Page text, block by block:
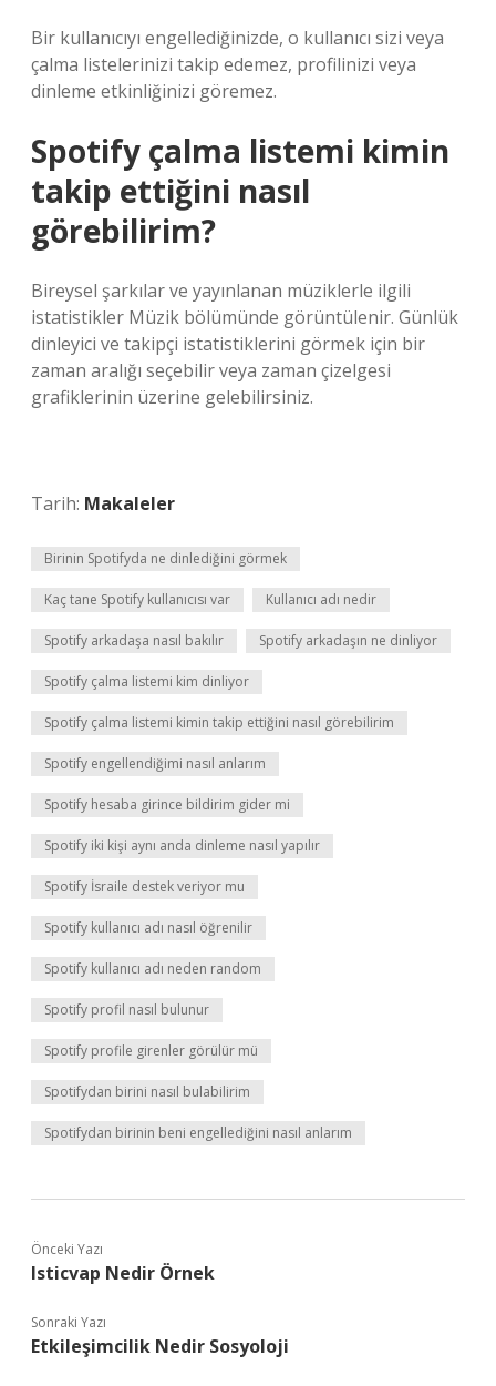
Bir kullanıcıyı engellediğinizde, o kullanıcı sizi veya
çalma listelerinizi takip edemez, profilinizi veya
dinleme etkinliğinizi göremez.
Spotify çalma listemi kimin
takip ettiğini nasıl
görebilirim?
Bireysel şarkılar ve yayınlanan müziklerle ilgili
istatistikler Müzik bölümünde görüntülenir. Günlük
dinleyici ve takipçi istatistiklerini görmek için bir
zaman aralığı seçebilir veya zaman çizelgesi
grafiklerinin üzerine gelebilirsiniz.
Tarih: Makaleler
Birinin Spotifyda ne dinlediğini görmek
Kaç tane Spotify kullanıcısı var Kullanıcı adı nedir
Spotify arkadaşa nasıl bakılır Spotify arkadaşın ne dinliyor
Spotify çalma listemi kim dinliyor
Spotify çalma listemi kimin takip ettiğini nasıl görebilirim
Spotify engellendiğimi nasıl anlarım
Spotify hesaba girince bildirim gider mi
Spotify iki kişi aynı anda dinleme nasıl yapılır
Spotify İsraile destek veriyor mu
Spotify kullanıcı adı nasıl öğrenilir
Spotify kullanıcı adı neden random
Spotify profil nasıl bulunur
Spotify profile girenler görülür mü
Spotifydan birini nasıl bulabilirim
Spotifydan birinin beni engellediğini nasıl anlarım
Önceki Yazı
Isticvap Nedir Örnek
Sonraki Yazı
Etkileşimcilik Nedir Sosyoloji